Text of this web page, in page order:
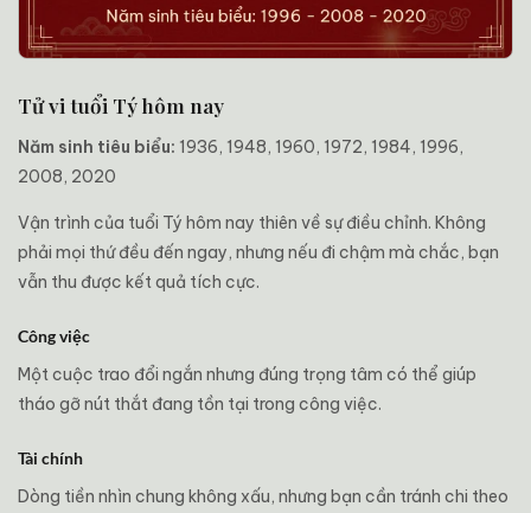
Tử vi tuổi Tý hôm nay
Năm sinh tiêu biểu: 1936, 1948, 1960, 1972, 1984, 1996,
2008, 2020
Vận trình của tuổi Tý hôm nay thiên về sự điều chỉnh. Không
phải mọi thứ đều đến ngay, nhưng nếu đi chậm mà chắc, bạn
vẫn thu được kết quả tích cực.
Công việc
Một cuộc trao đổi ngắn nhưng đúng trọng tâm có thể giúp
tháo gỡ nút thắt đang tồn tại trong công việc.
Tài chính
Dòng tiền nhìn chung không xấu, nhưng bạn cần tránh chi theo